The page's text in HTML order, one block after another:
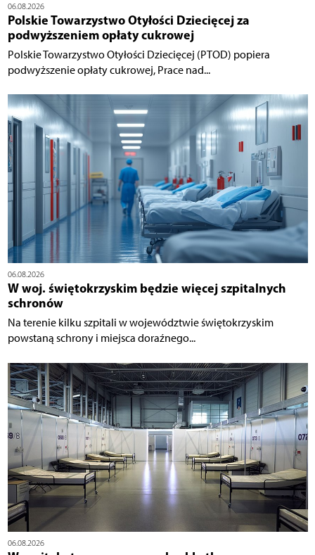
06.08.2026
Polskie Towarzystwo Otyłości Dziecięcej za
podwyższeniem opłaty cukrowej
Polskie Towarzystwo Otyłości Dziecięcej (PTOD) popiera
podwyższenie opłaty cukrowej, Prace nad...
06.08.2026
W woj. świętokrzyskim będzie więcej szpitalnych
schronów
Na terenie kilku szpitali w województwie świętokrzyskim
powstaną schrony i miejsca doraźnego...
06.08.2026